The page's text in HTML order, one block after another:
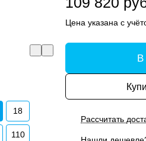
18
110
Цена указана с
В
Рассчитать